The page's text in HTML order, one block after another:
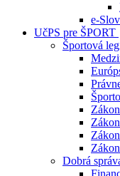
e-
UčPS pre ŠPORT
Športová
Dobrá